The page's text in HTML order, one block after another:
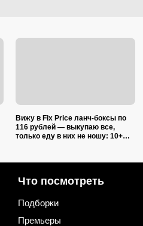
Вижу в Fix Price ланч-боксы по
116 рублей — выкупаю все,
только еду в них не ношу: 10+
Что посмотреть
Подборки
Премьеры